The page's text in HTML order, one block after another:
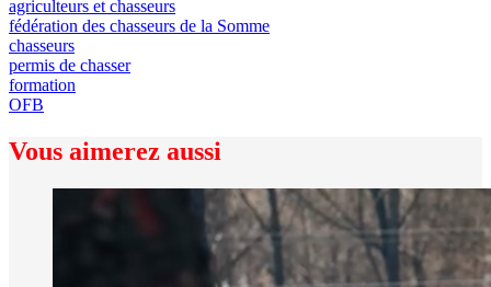
agriculteurs et chasseurs
fédération des chasseurs de la Somme
chasseurs
permis de chasser
formation
OFB
Vous aimerez aussi